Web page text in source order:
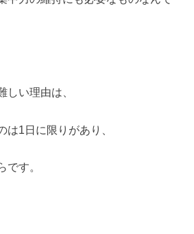
しい理由は、
は1日に限りがあり、
です。